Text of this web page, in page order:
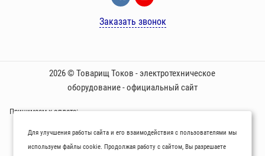
Заказать звонок
2026 © Товарищ Токов - электротехническое
оборудование - официальный сайт
Принимаем к оплате:
Для улучшения работы сайта и его взаимодействия с пользователями мы
используем файлы cookie. Продолжая работу с сайтом, Вы разрешаете